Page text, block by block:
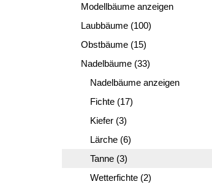
Modellbäume anzeigen
Laubbäume (100)
Obstbäume (15)
Nadelbäume (33)
Nadelbäume anzeigen
Fichte (17)
Kiefer (3)
Lärche (6)
Tanne (3)
Wetterfichte (2)